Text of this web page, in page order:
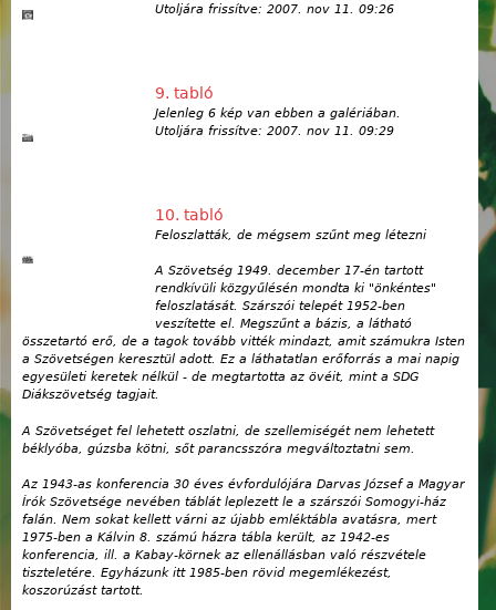
Utoljára frissítve: 2007. nov 11. 09:26
9. tabló
Jelenleg 6 kép van ebben a galériában.
Utoljára frissítve: 2007. nov 11. 09:29
10. tabló
Feloszlatták, de mégsem szűnt meg létezni
A Szövetség 1949. december 17-én tartott
rendkívüli közgyűlésén mondta ki "önkéntes"
feloszlatását. Szárszói telepét 1952-ben
veszítette el. Megszűnt a bázis, a látható
összetartó erő, de a tagok tovább vitték mindazt, amit számukra Isten
a Szövetségen keresztül adott. Ez a láthatatlan erőforrás a mai napig
egyesületi keretek nélkül - de megtartotta az övéit, mint a SDG
Diákszövetség tagjait.
A Szövetséget fel lehetett oszlatni, de szellemiségét nem lehetett
béklyóba, gúzsba kötni, sőt parancsszóra megváltoztatni sem.
Az 1943-as konferencia 30 éves évfordulójára Darvas József a Magyar
Írók Szövetsége nevében táblát leplezett le a szárszói Somogyi-ház
falán. Nem sokat kellett várni az újabb emléktábla avatásra, mert
1975-ben a Kálvin 8. számú házra tábla került, az 1942-es
konferencia, ill. a Kabay-körnek az ellenállásban való részvétele
tiszteletére. Egyházunk itt 1985-ben rövid megemlékezést,
koszorúzást tartott.